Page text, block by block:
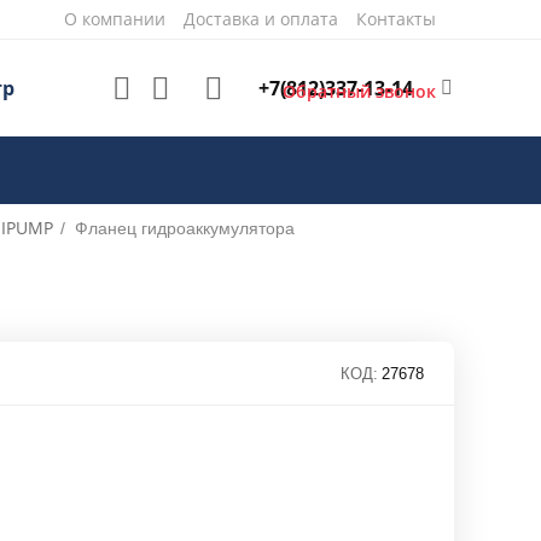
О компании Доставка и оплата Контакты
+7(812)337-13-14
Обратный звонок
/ Фланец гидроаккумулятора
КОД: 27678